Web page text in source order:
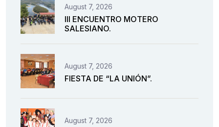
August 7, 2026
III ENCUENTRO MOTERO
SALESIANO.
August 7, 2026
FIESTA DE “LA UNIÓN”.
August 7, 2026